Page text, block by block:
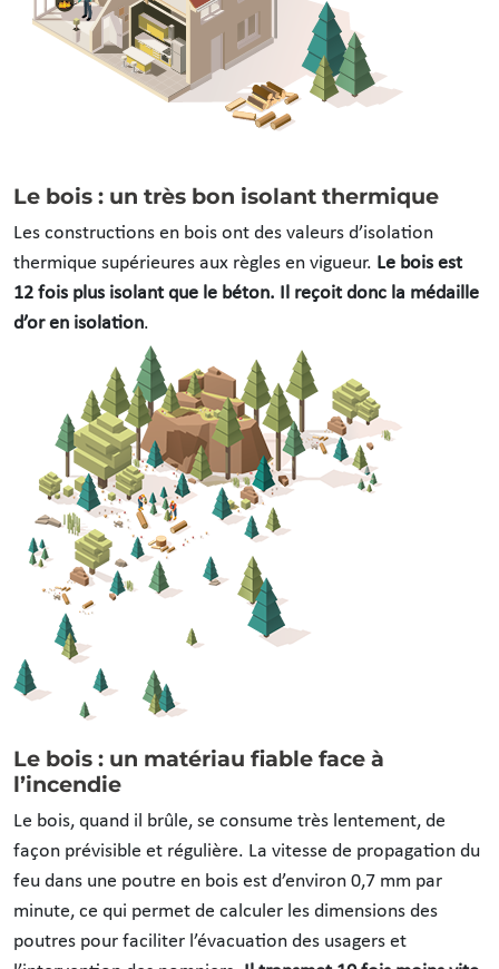
Le bois : un très bon isolant thermique
Les constructions en bois ont des valeurs d’isolation
thermique supérieures aux règles en vigueur. Le bois est
12 fois plus isolant que le béton. Il reçoit donc la médaille
d’or en isolation.
Le bois : un matériau fiable face à
l’incendie
Le bois, quand il brûle, se consume très lentement, de
façon prévisible et régulière. La vitesse de propagation du
feu dans une poutre en bois est d’environ 0,7 mm par
minute, ce qui permet de calculer les dimensions des
poutres pour faciliter l’évacuation des usagers et